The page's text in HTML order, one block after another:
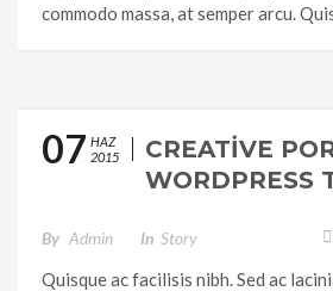
commodo massa, at semper arcu.
07 HAZ
2015
CREATIVE
WORDPRESS
By Admin In Story
Quisque ac facilisis nibh. Sed ac